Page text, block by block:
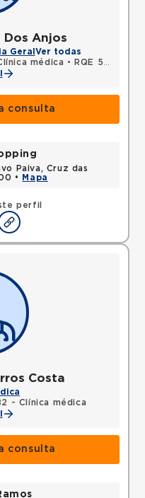
Dos Anjos
Geral Ver todas
médica •
RQE 5367 - Oncologia clínica
consulta
perfil
Paiva, Cruz das
•
Mapa
Costa
- Clínica médica
consulta